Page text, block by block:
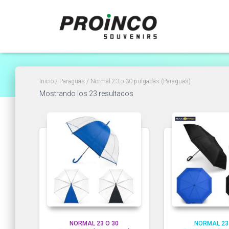
Inicio / Paraguas / Normal 23 o 30 pulgadas (Paraguas)
Mostrando los 23 resultados
NORMAL 23 O 30
NORMAL